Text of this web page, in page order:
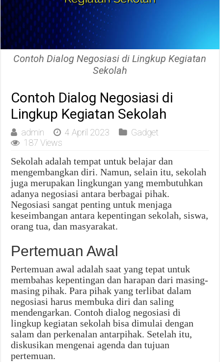
Contoh Dialog Negosiasi di Lingkup Kegiatan
Sekolah
Contoh Dialog Negosiasi di
Lingkup Kegiatan Sekolah
admin 4 April 2023
Gadget
187 Views
Sekolah adalah tempat untuk belajar dan
mengembangkan diri. Namun, selain itu, sekolah
juga merupakan lingkungan yang membutuhkan
adanya negosiasi antara berbagai pihak.
Negosiasi sangat penting untuk menjaga
keseimbangan antara kepentingan sekolah, siswa,
orang tua, dan masyarakat.
Pertemuan Awal
Pertemuan awal adalah saat yang tepat untuk
membahas kepentingan dan harapan dari masing-
masing pihak. Para pihak yang terlibat dalam
negosiasi harus membuka diri dan saling
mendengarkan. Contoh dialog negosiasi di
lingkup kegiatan sekolah bisa dimulai dengan
salam dan perkenalan antarpihak. Setelah itu,
diskusikan mengenai agenda dan tujuan
pertemuan.